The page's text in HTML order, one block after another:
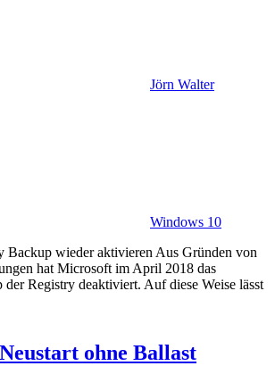
Jörn Walter
Windows 10
Backup wieder aktivieren Aus Gründen von
hat Microsoft im April 2018 das
der Registry deaktiviert. Auf diese Weise lässt
ohne Ballast